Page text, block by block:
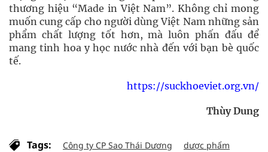
thương hiệu “Made in Việt Nam”. Không chỉ mong
muốn cung cấp cho người dùng Việt Nam những sản
phẩm chất lượng tốt hơn, mà luôn phấn đấu để
mang tinh hoa y học nước nhà đến với bạn bè quốc
tế.
https://suckhoeviet.org.vn/
Thùy Dung
Tags: Công ty CP Sao Thái Dương
dược phẩm